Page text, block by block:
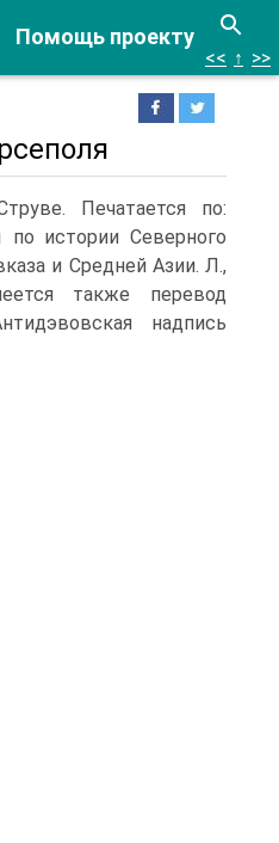
Помощь проекту
<< ↑ >>
Печатается по:
истории Северного
и Средней Азии. Л.,
также пе­ревод
надпись